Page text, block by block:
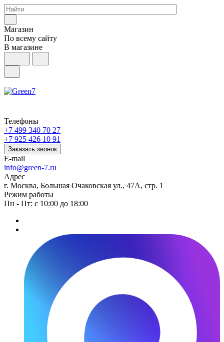
Магазин
По всему сайту
В магазине
Телефоны
+7 499 340 70 27
+7 925 426 10 91
Заказать звонок
E-mail
info@green-7.ru
Адрес
г. Москва, Большая Очаковская ул., 47А, стр. 1
Режим работы
Пн - Пт: с 10:00 до 18:00